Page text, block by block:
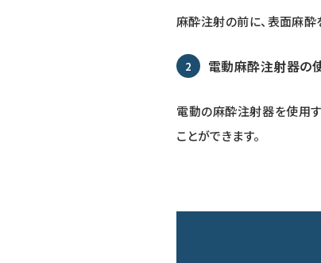
麻酔注射の前に、表面麻酔
電動麻酔注射器の
電動の麻酔注射器を使用
ことができます。